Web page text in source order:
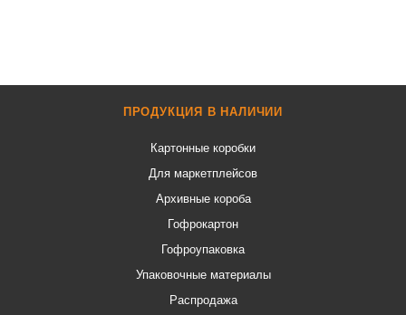
ПРОДУКЦИЯ В НАЛИЧИИ
Картонные коробки
Для маркетплейсов
Архивные короба
Гофрокартон
Гофроупаковка
Упаковочные материалы
Распродажа